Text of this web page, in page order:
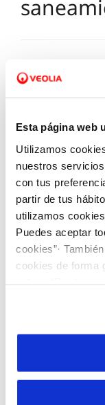
Esta página web
Utilizamos
nuestros
con tus
partir de tus
utilizamos
Puedes aceptar
cookies”·
cookies de forma
son
por tanto no se
más información
Pagos
Ayuda,
Tu